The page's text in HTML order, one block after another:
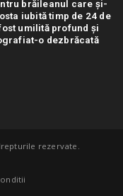
brăileanul care și-
iubită timp de 24 de
umilită profund și
o dezbrăcată
rezervate.